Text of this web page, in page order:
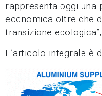
rappresenta oggi una
economica oltre che
transizione
L’articolo integrale è